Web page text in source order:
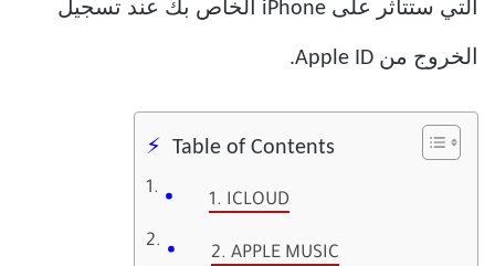
التي ستتأثر على iPhone الخاص بك عند تسجيل
الخروج من Apple ID.
Table of Contents
1. ICLOUD
2. APPLE MUSIC